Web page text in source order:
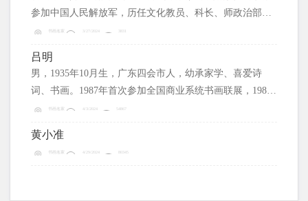
参加中国人民解放军，历任文化教员、科长、师政治部主
任，师付政治委员、大校军衔，中国人民解放军北京政治
书画名家 3/27/2024 3831
吕明
男，1935年10月生，广东四会市人，幼承家学、喜爱诗
词、书画。1987年首次参加全国商业系统书画联展，1989
年在本市粮食系统举办本人书画展。
书画名家 4/3/2024 54867
黄小准
书画名家 4/29/2024 80345